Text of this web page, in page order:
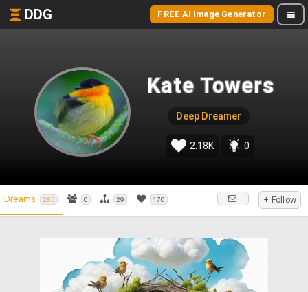
DDG FREE AI Image Generator
Kate Towers
Deep Dreamer
2.18K 0
Dreams 285 0 29 170 + Follow